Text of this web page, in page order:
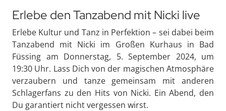
Erlebe den Tanzabend mit Nicki live
Erlebe Kultur und Tanz in Perfektion – sei dabei beim
Tanzabend mit Nicki im Großen Kurhaus in Bad
Füssing am Donnerstag, 5. September 2024, um
19:30 Uhr. Lass Dich von der magischen Atmosphäre
verzaubern und tanze gemeinsam mit anderen
Schlagerfans zu den Hits von Nicki. Ein Abend, den
Du garantiert nicht vergessen wirst.